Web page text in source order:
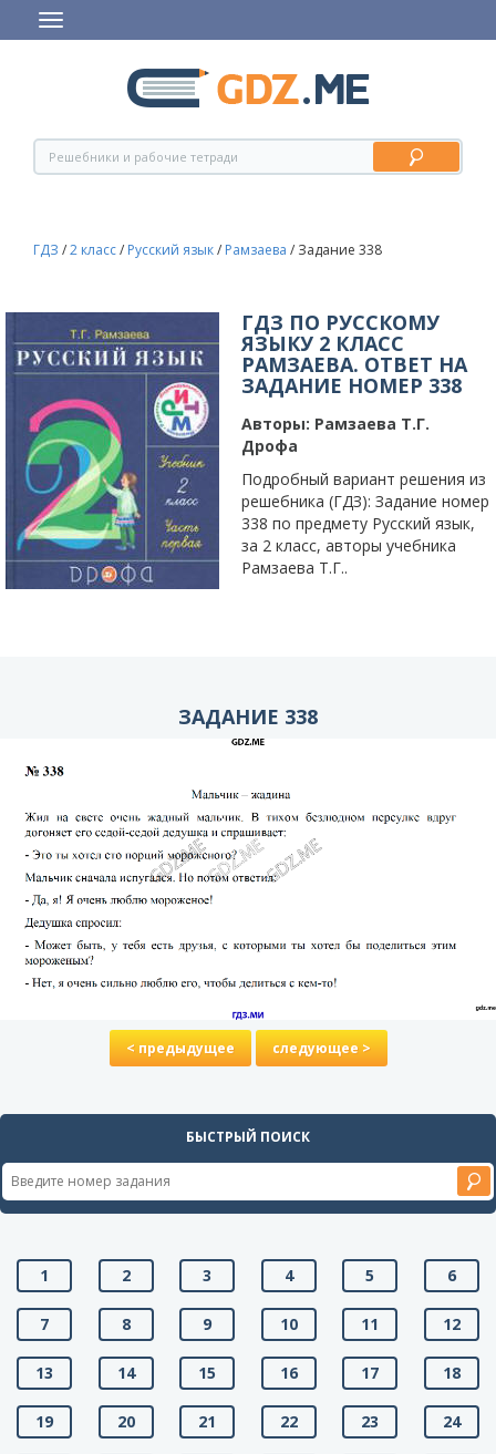
ГДЗ /2 класс/ Русский язык/ Рамзаева / Задание 338
ГДЗ ПО РУССКОМУ
ЯЗЫКУ 2 КЛАСС
РАМЗАЕВА. ОТВЕТ НА
ЗАДАНИЕ НОМЕР 338
Авторы: Рамзаева Т.Г.
Дрофа
Подробный вариант решения из
решебника (ГДЗ): Задание номер
338 по предмету Русский язык,
за 2 класс, авторы учебника
Рамзаева Т.Г..
ЗАДАНИЕ 338
< предыдущее следующее >
БЫСТРЫЙ ПОИСК
1 2 3 4 5 6
7 8 9 10 11 12
13 14 15 16 17 18
19 20 21 22 23 24